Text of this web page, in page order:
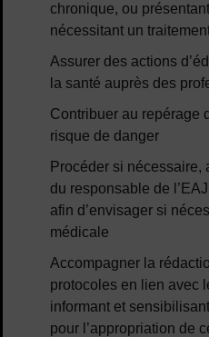
chronique, ou
nécessitant un
Assurer des actions
la santé auprès des
Contribuer au repérage
risque de danger
Procéder si nécessaire,
du responsable de
afin d’envisager si
médicale
Accompagner la
protocoles en lien avec
informant et
pour l’appropriation de